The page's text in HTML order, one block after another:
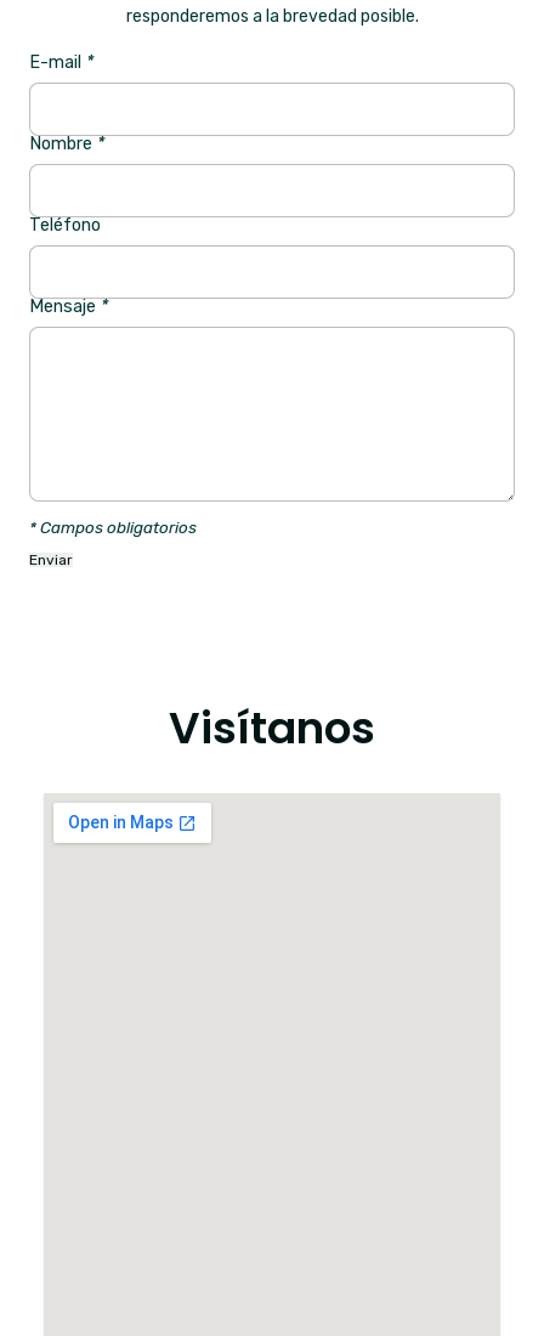
responderemos a la brevedad posible.
E-mail *
Nombre *
Teléfono
Mensaje *
* Campos obligatorios
Visítanos